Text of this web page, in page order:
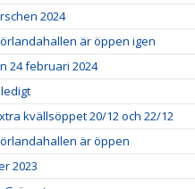
2024
är öppen igen
24 februari 2024
kvällsöppet 20/12 och 22/12
är öppen
2023